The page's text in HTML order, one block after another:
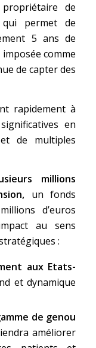
de
permet de
5 ans de
comme
de capter des
rapidement à
en
de multiples
millions
un fonds
d’euros
au sens
:
aux Etats-
et dynamique
de genou
améliorer